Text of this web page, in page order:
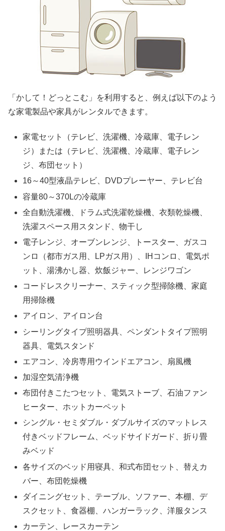
「かして！どっとこむ」を利用すると、例えば以下のよう
な家電製品や家具がレンタルできます。
家電セット（テレビ、洗濯機、冷蔵庫、電子レン
ジ）または（テレビ、洗濯機、冷蔵庫、電子レン
ジ、布団セット）
16～40型液晶テレビ、DVDプレーヤー、テレビ台
容量80～370Lの冷蔵庫
全自動洗濯機、ドラム式洗濯乾燥機、衣類乾燥機、
洗濯スペース用スタンド、物干し
電子レンジ、オーブンレンジ、トースター、ガスコ
ンロ（都市ガス用、LPガス用）、IHコンロ、電気ポ
ット、湯沸かし器、炊飯ジャー、レンジワゴン
コードレスクリーナー、スティック型掃除機、家庭
用掃除機
アイロン、アイロン台
シーリングタイプ照明器具、ペンダントタイプ照明
器具、電気スタンド
エアコン、冷房専用ウインドエアコン、扇風機
加湿空気清浄機
布団付きこたつセット、電気ストーブ、石油ファン
ヒーター、ホットカーペット
シングル・セミダブル・ダブルサイズのマットレス
付きベッドフレーム、ベッドサイドガード、折り畳
みベッド
各サイズのベッド用寝具、和式布団セット、替えカ
バー、布団乾燥機
ダイニングセット、テーブル、ソファー、本棚、デ
スクセット、食器棚、ハンガーラック、洋服タンス
カーテン、レースカーテン